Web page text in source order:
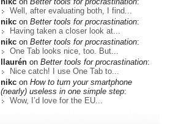
Well, after evaluating both, I find...
nikc on Better tools for procrastination:
Having taken a closer look at...
nikc on Better tools for procrastination:
One Tab looks nice, too. But...
llaurén on Better tools for procrastination:
Nice catch! I use One Tab to...
nikc on How to turn your smartphone
(nearly) useless in one simple step:
Wow, I’d love for the EU...